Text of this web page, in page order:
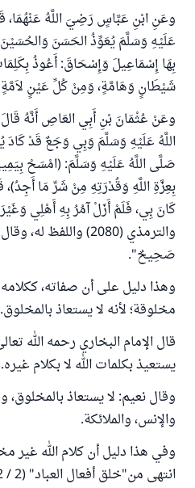
وعَنِ ابْنِ عَبَّاسٍ رَضِيَ اللَّهُ عَنْهُمَا،
عَلَيْهِ وَسَلَّمَ يُعَوِّذُ الحَسَنَ
بِهَا إِسْمَاعِيلَ وَإِسْحَاقَ: أَعُوذُ
شَيْطَانٍ وَهَامَّةٍ، وَمِنْ كُلِّ عَيْنٍ لاَمَّةٍ)
وعَنْ عُثْمَانَ بْنِ أَبِي العَاصِ أَنَّهُ
اللَّهُ عَلَيْهِ وَسَلَّمَ وَبِي وَجَعٌ قَدْ كَادَ
صَلَّى اللَّهُ عَلَيْهِ وَسَلَّمَ: (امْسَحْ
بِعِزَّةِ اللَّهِ وَقُدْرَتِهِ مِنْ شَرِّ مَا
والترمذي (2080)
صَحِيحٌ".
وهذا دليل على أن صفاته،
مخلوقة؛ لأنه لا يستعاذ بالمخلوق.
قال الإمام البخاري رحمه الله
يستعيذ بكلمات الله لا بكلام غيره.
وقال نعيم: لا يستعاذ بالمخلوق،
والإنس، والملائكة.
وفي هذا دليل أن كلام الله
انتهى من"خلق أفعال العباد" (2 / 232).